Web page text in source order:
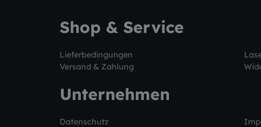
Shop & Service
Lieferbedingungen
Versand & Zahlung
Unternehmen
Datenschutz